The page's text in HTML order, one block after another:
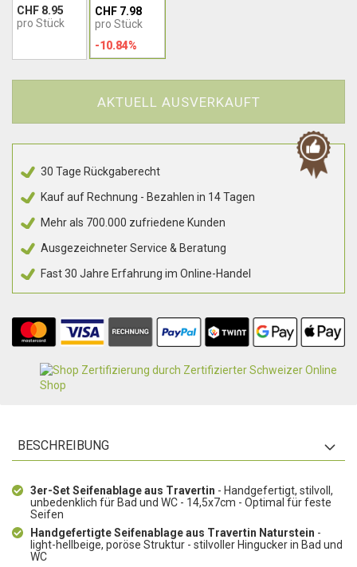
CHF 8.95
pro Stück
CHF 7.98
pro Stück
-10.84%
AKTUELL AUSVERKAUFT
30 Tage Rückgaberecht
Kauf auf Rechnung - Bezahlen in 14 Tagen
Mehr als 700.000 zufriedene Kunden
Ausgezeichneter Service & Beratung
Fast 30 Jahre Erfahrung im Online-Handel
BESCHREIBUNG
3er-Set Seifenablage aus Travertin - Handgefertigt, stilvoll,
unbedenklich für Bad und WC - 14,5x7cm - Optimal für feste
Seifen
Handgefertigte Seifenablage aus Travertin Naturstein -
light-hellbeige, poröse Struktur - stilvoller Hingucker in Bad und
WC